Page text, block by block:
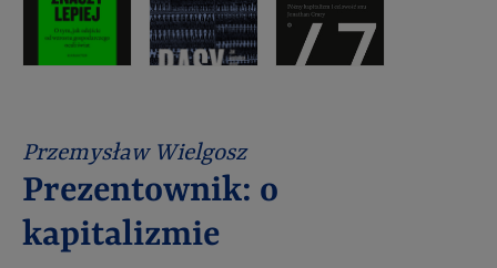
Przemysław Wielgosz
Prezentownik: o
kapitalizmie